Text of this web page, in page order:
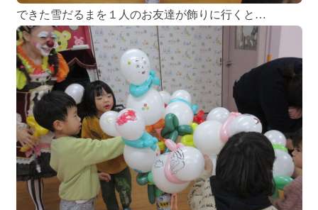
できた雪だるまを１人のお友達が飾りに行くと…